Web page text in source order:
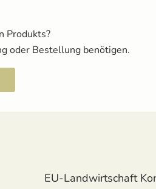
Produkts?
oder Bestellung benötigen.
EU-Landwirtschaft